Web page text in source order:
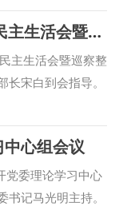
拟偶像普法工
学院多专业学生共
学生跨学科协同合
》课程的教学成
学改革成效。
，历来高度重视创
课程的安排及大
学生项目孵化领
项，成果显著。
国际法学院党委召开2025年度民主生活会暨巡察整改专题民主生活会
主生活会暨巡察整
宋白到会指导。
立主持会议。
学习，广泛征求意
出问题。会上，
学习教育整改整治
本次民主生活会
心组会议
党委理论学习中心
记马光明主持。